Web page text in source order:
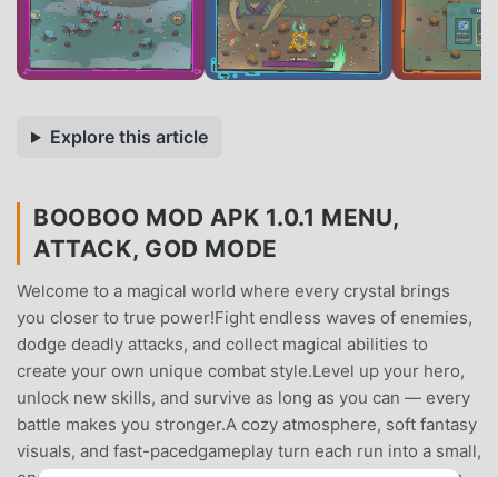
Explore this article
BOOBOO MOD APK 1.0.1 MENU,
ATTACK, GOD MODE
Welcome to a magical world where every crystal brings
you closer to true power!Fight endless waves of enemies,
dodge deadly attacks, and collect magical abilities to
create your own unique combat style.Level up your hero,
unlock new skills, and survive as long as you can — every
battle makes you stronger.A cozy atmosphere, soft fantasy
visuals, and fast-pacedgameplay turn each run into a small,